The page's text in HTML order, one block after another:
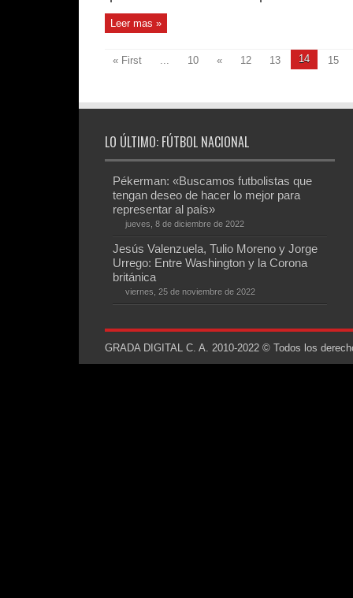
Leer mas »
« First 10 « 12 13 14 15
LO ÚLTIMO: FÚTBOL NACIONAL
Pékerman: «Buscamos futbolistas que
tengan deseo de hacer lo mejor para
representar al país»
jueves, 8 de diciembre de 2022
Jesús Valenzuela, Tulio Moreno y Jorge
Urrego: Entre Washington y la Corona
británica
viernes, 25 de noviembre de 2022
GRADA DIGITAL C. A. 2010-2022 © Todos los